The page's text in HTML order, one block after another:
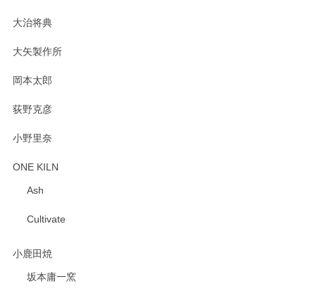
大治将典
大矢製作所
岡本太郎
荻野克彦
小野里奈
ONE KILN
Ash
Cultivate
小鹿田焼
坂本庸一窯